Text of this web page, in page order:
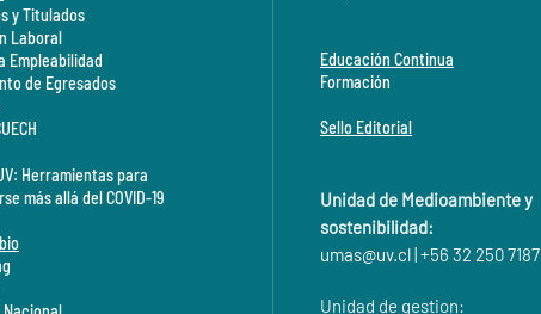
y Titulados
Laboral
Empleabilidad
de Egresados
Herramientas para
más allá del COVID-19
Educación Continua
Formación
Sello Editorial
Unidad de Medioambiente y
sostenibilidad:
umas@uv.cl| +56 32 250 7187
Unidad de gestion: